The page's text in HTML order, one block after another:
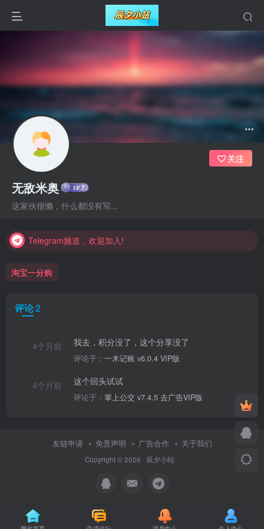
无敌米奥
这家伙很懒，什么都没有写...
关注
Telegram频道，欢迎加入!
Telegram频道，欢迎加入!
淘宝一分购
评论2
4个月前 我去，积分没了，这个分享没了
评论于： 一木记账 v6.0.4 VIP版
4个月前 这个回头试试
评论于： 掌上公交 v7.4.5 去广告VIP版
友链申请 免责声明 广告合作 关于我们
Copyright © 2026 · 辰夕小站·